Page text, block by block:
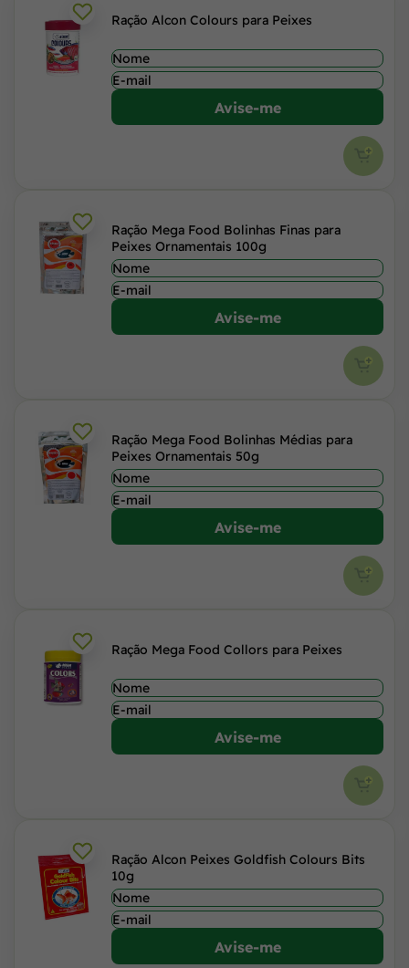
Ração Alcon Colours para Peixes
Avise-me
Ração Mega Food Bolinhas Finas para
Peixes Ornamentais 100g
Avise-me
Ração Mega Food Bolinhas Médias para
Peixes Ornamentais 50g
Avise-me
Ração Mega Food Collors para Peixes
Avise-me
Ração Alcon Peixes Goldfish Colours Bits
10g
Avise-me